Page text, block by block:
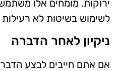
ירוקות. מומחים אלו
לשימוש בשיטות לא רעילות
ניקיון לאחר הדברה
אם אתם חייבים לבצע